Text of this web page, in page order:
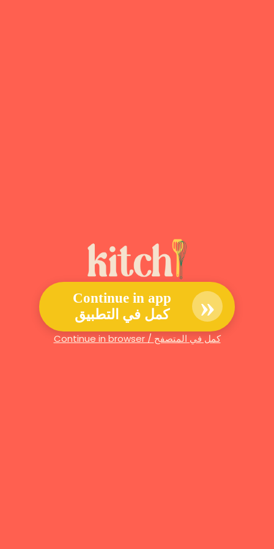
Continue in app
كمل في التطبيق
»
Continue in browser / كمل في المتصفح